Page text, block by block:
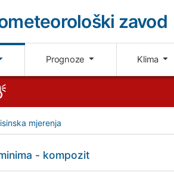
zavod
Prognoze Klima
mjerenja
- kompozit